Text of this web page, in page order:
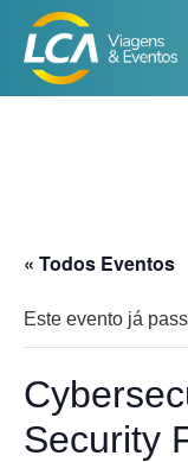
« Todos Eventos
Este evento já
Security